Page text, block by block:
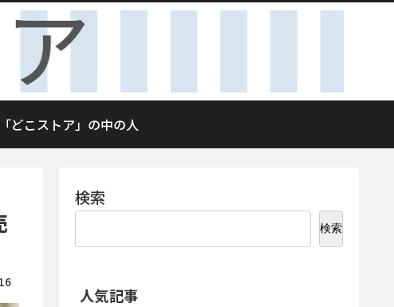
「どこストア」の中の人
検索
検索
人気記事